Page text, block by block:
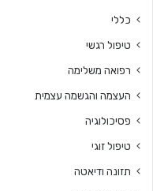
כללי
טיפול רגשי
רפואה משלימה
העצמה והגשמה עצמית
פסיכולוגיה
טיפול זוגי
תזונה ודיאטה